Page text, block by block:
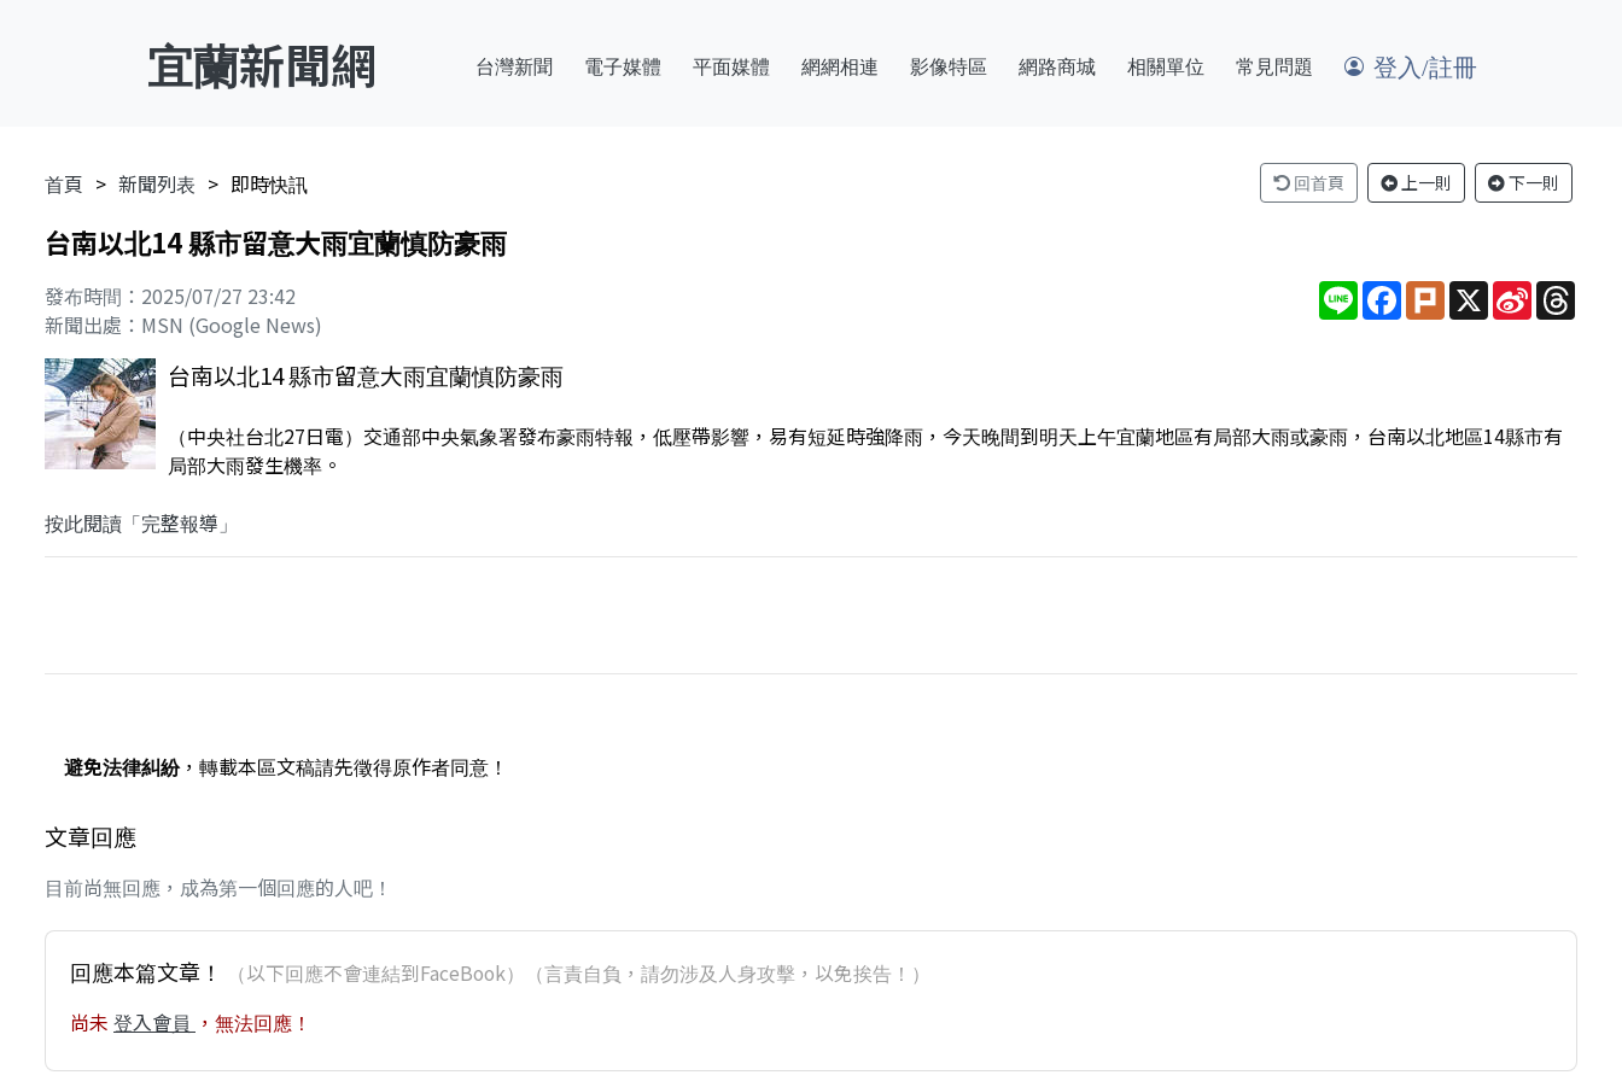
宜蘭新聞網 台灣新聞 電子媒體 平面媒體 網網相連 影像特區 網路商城 相關單位 常見問題 登入/註冊
首頁 新聞列表 即時快訊 回首頁 上一則 下一則
台南以北14 縣市留意大雨宜蘭慎防豪雨
發布時間：2025/07/27 23:42
新聞出處：MSN (Google News)
Line Facebook
PlurkX Sina
Weibo
台南以北14 縣市留意大雨宜蘭慎防豪雨
（中央社台北27日電）交通部中央氣象署發布豪雨特報，低壓帶影響，易有短延時強降雨，今天晚間到明天上午宜蘭地區有局部大雨或豪雨，台南以北地區14縣市有
局部大雨發生機率。
按此閱讀「完整報導」
避免法律糾紛，轉載本區文稿請先徵得原作者同意！
文章回應
目前尚無回應，成為第一個回應的人吧！
回應本篇文章！ （以下回應不會連結到FaceBook）（言責自負，請勿涉及人身攻擊，以免挨告！）
尚未 登入會員 ，無法回應！